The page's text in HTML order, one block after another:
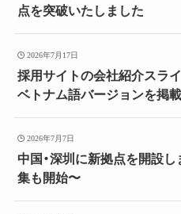
点を突破いたしました
2026年7月17日
採用サイトの会社紹介スライ
ベトナム語バージョンを掲
2026年7月7日
中国・深圳に新拠点を開設
集も開始〜